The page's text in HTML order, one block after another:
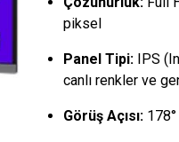
piksel
Panel Tipi:IPS
canlı renkler ve
Görüş Açısı:178°